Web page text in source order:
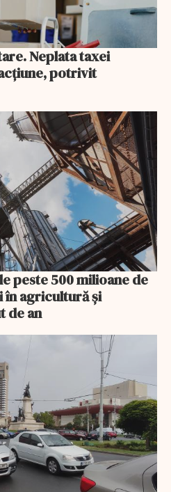
Neplata taxei
potrivit
peste 500 milioane de
în agricultură şi
de an